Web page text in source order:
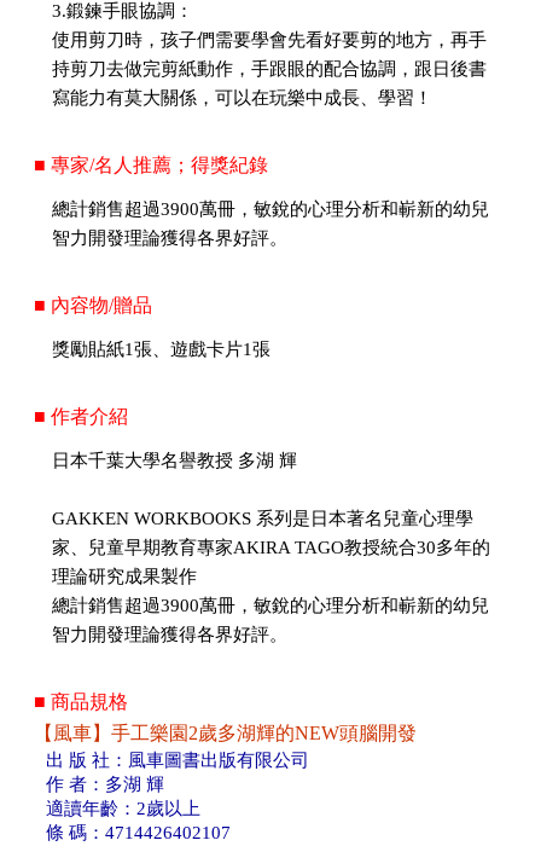
3.鍛鍊手眼協調：
使用剪刀時，孩子們需要學會先看好要剪的地方，再手
持剪刀去做完剪紙動作，手跟眼的配合協調，跟日後書
寫能力有莫大關係，可以在玩樂中成長、學習！
■ 專家/名人推薦；得獎紀錄
總計銷售超過3900萬冊，敏銳的心理分析和嶄新的幼兒
智力開發理論獲得各界好評。
■ 內容物/贈品
獎勵貼紙1張、遊戲卡片1張
■ 作者介紹
日本千葉大學名譽教授 多湖 輝
GAKKEN WORKBOOKS 系列是日本著名兒童心理學
家、兒童早期教育專家AKIRA TAGO教授統合30多年的
理論研究成果製作
總計銷售超過3900萬冊，敏銳的心理分析和嶄新的幼兒
智力開發理論獲得各界好評。
■ 商品規格
【風車】手工樂園2歲多湖輝的NEW頭腦開發
出 版 社：風車圖書出版有限公司
作 者：多湖 輝
適讀年齡：2歲以上
條 碼：4714426402107